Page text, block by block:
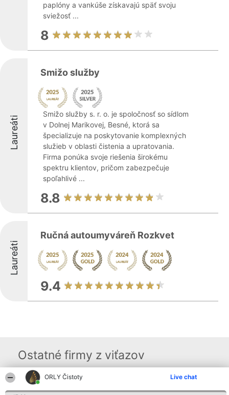
ORLY Čistoty Live chat
paplóny a vankúše získavajú späť svoju
sviežosť ...
8
Laureáti
Smižo služby
Smižo služby s. r. o. je spoločnosť so sídlom
v Dolnej Marikovej, Besné, ktorá sa
špecializuje na poskytovanie komplexných
služieb v oblasti čistenia a upratovania.
Firma ponúka svoje riešenia širokému
spektru klientov, pričom zabezpečuje
spoľahlivé ...
8.8
Laureáti
Ručná autoumyváreň Rozkvet
9.4
Ostatné firmy z viťazov
Organizátor hodnotenia Hodnotenie Kontakt